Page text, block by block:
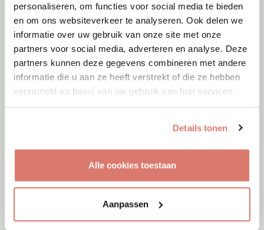
personaliseren, om functies voor social media te bieden
en om ons websiteverkeer te analyseren. Ook delen we
informatie over uw gebruik van onze site met onze
partners voor social media, adverteren en analyse. Deze
partners kunnen deze gegevens combineren met andere
informatie die u aan ze heeft verstrekt of die ze hebben
verzameld op basis van uw gebruik van hun services.
Details tonen
Alle cookies toestaan
Aanpassen
Adoptie
Lommel